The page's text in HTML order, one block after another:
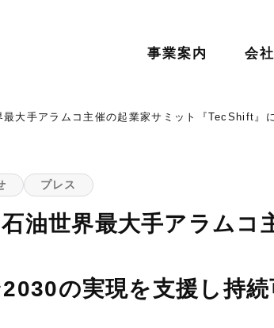
事業案内 会
最大手アラムコ主催の起業家サミット『TecShift
プレス
油世界最大手アラム
の実現を支援し持